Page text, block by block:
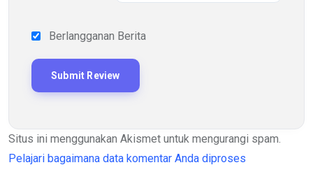
Berlangganan Berita
Situs ini menggunakan Akismet untuk mengurangi spam.
Pelajari bagaimana data komentar Anda diproses